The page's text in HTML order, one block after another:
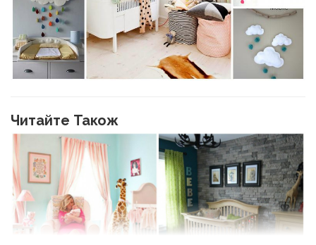
Читайте Також